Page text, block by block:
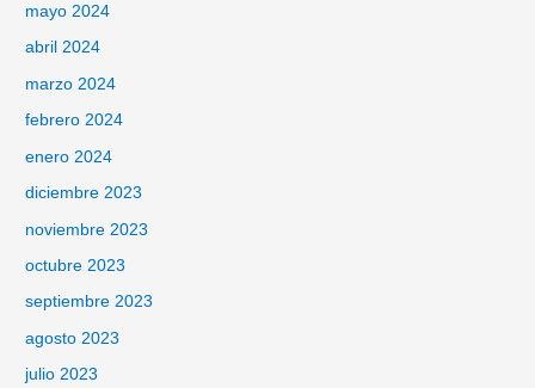
mayo 2024
abril 2024
marzo 2024
febrero 2024
enero 2024
diciembre 2023
noviembre 2023
octubre 2023
septiembre 2023
agosto 2023
julio 2023